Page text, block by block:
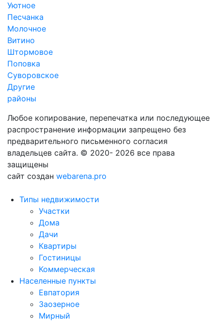
Уютное
Песчанка
Молочное
Витино
Штормовое
Поповка
Суворовское
Другие
районы
Любое копирование, перепечатка или последующее
распространение информации запрещено без
предварительного письменного согласия
владельцев сайта. © 2020- 2026 все права
защищены
сайт создан webarena.pro
Типы недвижимости
Участки
Дома
Дачи
Квартиры
Гостиницы
Коммерческая
Населенные пункты
Евпатория
Заозерное
Мирный